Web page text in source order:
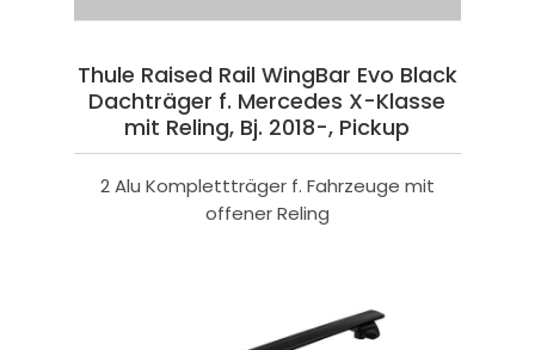
Thule Raised Rail WingBar Evo Black
Dachträger f. Mercedes X-Klasse
mit Reling, Bj. 2018-, Pickup
2 Alu Komplettträger f. Fahrzeuge mit
offener Reling